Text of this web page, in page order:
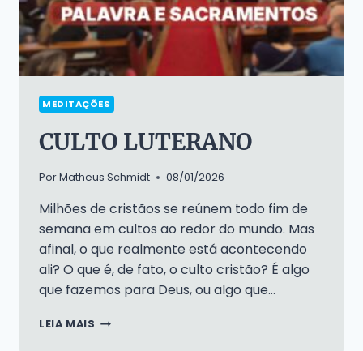
MEDITAÇÕES
CULTO LUTERANO
PorMatheus Schmidt 08/01/2026
Milhões de cristãos se reúnem todo fim de
semana em cultos ao redor do mundo. Mas
afinal, o que realmente está acontecendo
ali? O que é, de fato, o culto cristão? É algo
que fazemos para Deus, ou algo que…
LEIA MAIS CULTO